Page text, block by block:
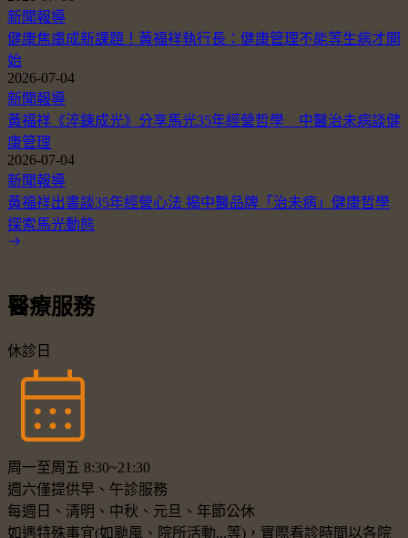
新聞報導
健康焦慮成新課題！黃福祥執行長：健康管理不能等生病才開
始
2026-07-04
新聞報導
黃福祥《淬鍊成光》分享馬光35年經營哲學 中醫治未病談健
康管理
2026-07-04
新聞報導
黃福祥出書談35年經營心法 揭中醫品牌「治未病」健康哲學
探索馬光動態
醫療服務
休診日
周一至周五 8:30~21:30
週六僅提供早、午診服務
每週日、清明、中秋、元旦、年節公休
如遇特殊事宜(如颱風、院所活動...等)，實際看診時間以各院